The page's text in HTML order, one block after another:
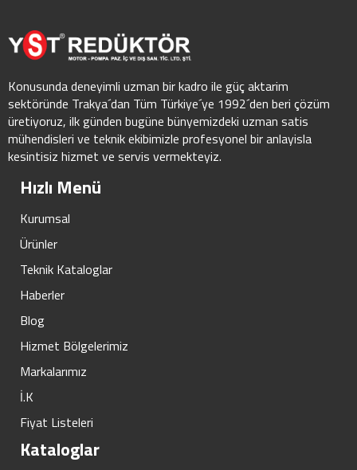
Konusunda deneyimli uzman bir kadro ile güç aktarim
sektöründe Trakya´dan Tüm Türkiye´ye 1992´den beri çözüm
üretiyoruz, ilk günden bugüne bünyemizdeki uzman satis
mühendisleri ve teknik ekibimizle profesyonel bir anlayisla
kesintisiz hizmet ve servis vermekteyiz.
Hızlı Menü
Kurumsal
Ürünler
Teknik Kataloglar
Haberler
Blog
Hizmet Bölgelerimiz
Markalarımız
İ.K
Fiyat Listeleri
Kataloglar